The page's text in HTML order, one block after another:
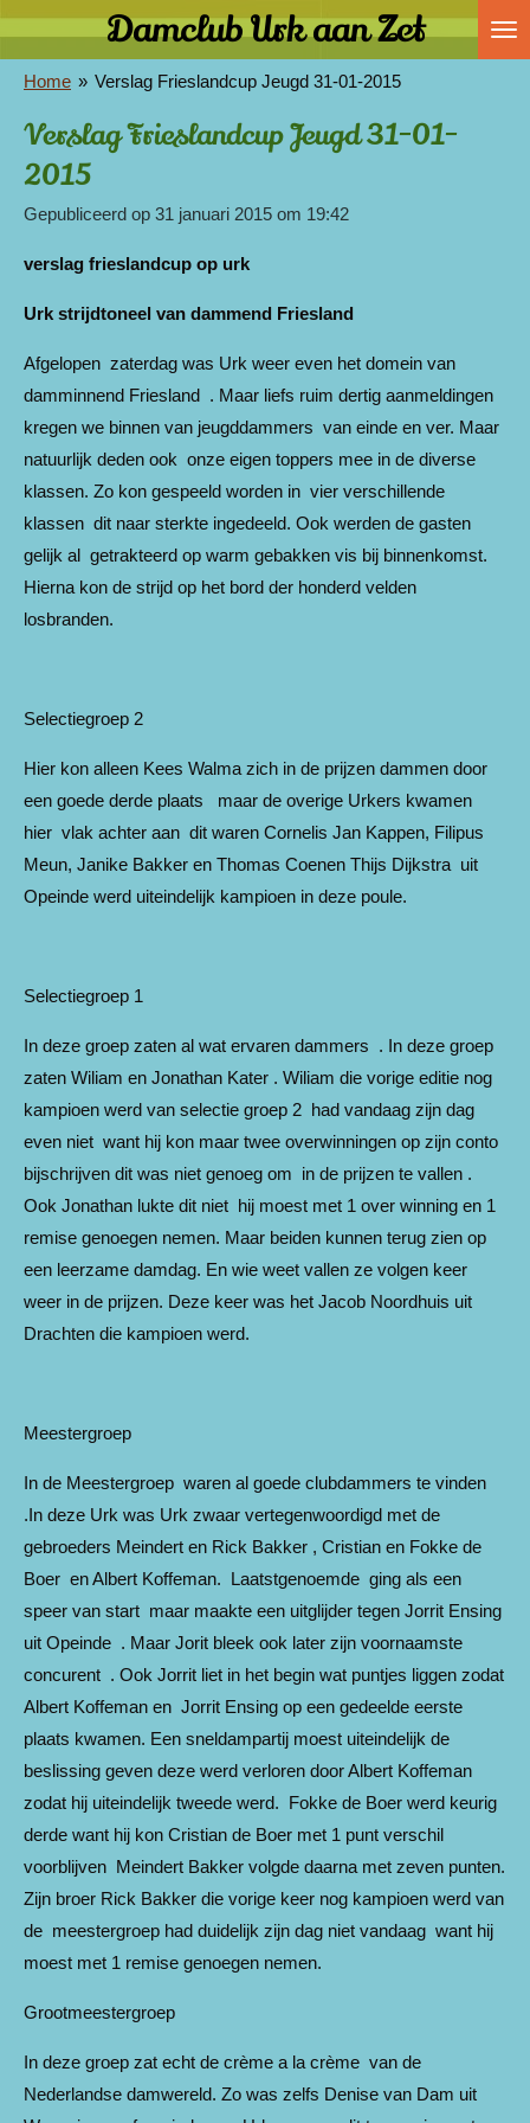
direct
naar
de
hoofdinhoud
Damclub Urk aan Zet
Home » Verslag Frieslandcup Jeugd 31-01-2015
Verslag Frieslandcup Jeugd 31-01-
2015
Gepubliceerd op 31 januari 2015 om 19:42
verslag frieslandcup op urk
Urk strijdtoneel van dammend Friesland
Afgelopen zaterdag was Urk weer even het domein van
damminnend Friesland . Maar liefs ruim dertig aanmeldingen
kregen we binnen van jeugddammers van einde en ver. Maar
natuurlijk deden ook onze eigen toppers mee in de diverse
klassen. Zo kon gespeeld worden in vier verschillende
klassen dit naar sterkte ingedeeld. Ook werden de gasten
gelijk al getrakteerd op warm gebakken vis bij binnenkomst.
Hierna kon de strijd op het bord der honderd velden
losbranden.
Selectiegroep 2
Hier kon alleen Kees Walma zich in de prijzen dammen door
een goede derde plaats maar de overige Urkers kwamen
hier vlak achter aan dit waren Cornelis Jan Kappen, Filipus
Meun, Janike Bakker en Thomas Coenen Thijs Dijkstra uit
Opeinde werd uiteindelijk kampioen in deze poule.
Selectiegroep 1
In deze groep zaten al wat ervaren dammers . In deze groep
zaten Wiliam en Jonathan Kater . Wiliam die vorige editie nog
kampioen werd van selectie groep 2 had vandaag zijn dag
even niet want hij kon maar twee overwinningen op zijn conto
bijschrijven dit was niet genoeg om in de prijzen te vallen .
Ook Jonathan lukte dit niet hij moest met 1 over winning en 1
remise genoegen nemen. Maar beiden kunnen terug zien op
een leerzame damdag. En wie weet vallen ze volgen keer
weer in de prijzen. Deze keer was het Jacob Noordhuis uit
Drachten die kampioen werd.
Meestergroep
In de Meestergroep waren al goede clubdammers te vinden
.In deze Urk was Urk zwaar vertegenwoordigd met de
gebroeders Meindert en Rick Bakker , Cristian en Fokke de
Boer en Albert Koffeman. Laatstgenoemde ging als een
speer van start maar maakte een uitglijder tegen Jorrit Ensing
uit Opeinde . Maar Jorit bleek ook later zijn voornaamste
concurent . Ook Jorrit liet in het begin wat puntjes liggen zodat
Albert Koffeman en Jorrit Ensing op een gedeelde eerste
plaats kwamen. Een sneldampartij moest uiteindelijk de
beslissing geven deze werd verloren door Albert Koffeman
zodat hij uiteindelijk tweede werd. Fokke de Boer werd keurig
derde want hij kon Cristian de Boer met 1 punt verschil
voorblijven Meindert Bakker volgde daarna met zeven punten.
Zijn broer Rick Bakker die vorige keer nog kampioen werd van
de meestergroep had duidelijk zijn dag niet vandaag want hij
moest met 1 remise genoegen nemen.
Grootmeestergroep
In deze groep zat echt de crème a la crème van de
Nederlandse damwereld. Zo was zelfs Denise van Dam uit